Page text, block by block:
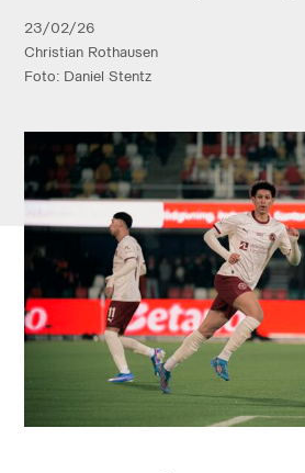
23/02/26
Christian Rothausen
Foto: Daniel Stentz